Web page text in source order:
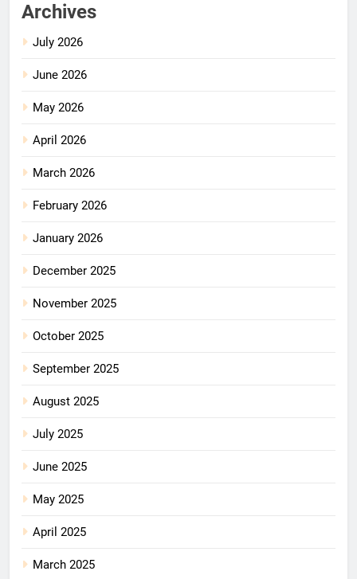
Archives
July 2026
June 2026
May 2026
April 2026
March 2026
February 2026
January 2026
December 2025
November 2025
October 2025
September 2025
August 2025
July 2025
June 2025
May 2025
April 2025
March 2025